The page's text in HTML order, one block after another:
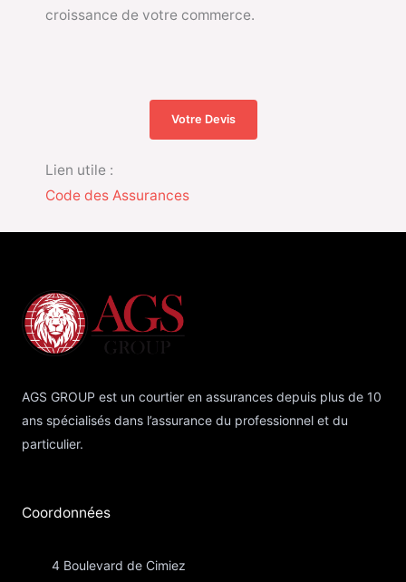
croissance de votre commerce.
Votre Devis
Lien utile :
Code des Assurances
AGS GROUP est un courtier en assurances depuis plus de 10
ans spécialisés dans l’assurance du professionnel et du
particulier.
Coordonnées​
4 Boulevard de Cimiez